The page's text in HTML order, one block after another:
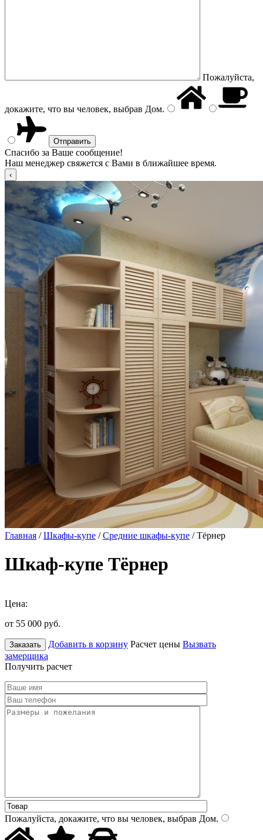
Пожалуйста,
докажите, что вы человек, выбрав Дом.
Спасибо за Ваше сообщение!
Наш менеджер свяжется с Вами в ближайшее время.
Главная /Шкафы-купе /Средние шкафы-купе / Тёрнер
Шкаф-купе Тёрнер
Цена:
от 55 000 руб.
Заказать Добавить в корзину Расчет цены Вызвать
замерщика
Получить расчет
Пожалуйста, докажите, что вы человек, выбрав Дом.